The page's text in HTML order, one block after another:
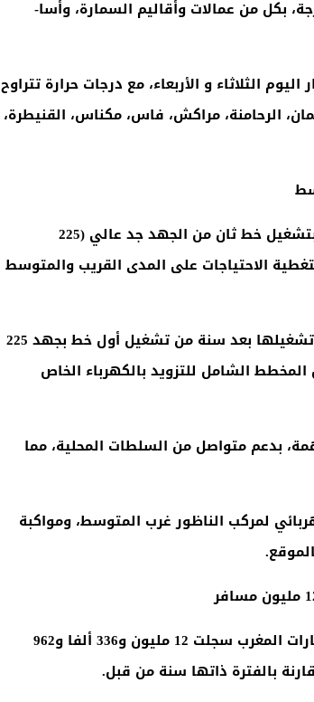
إلى الجمعة، مع درجات حرارة تتراوح ما بين 39 و44 درجة، بكل من عمالات وأقاليم السمارة، وأسا-
الثلاثاء و الأربعاء، مع درجات حرارة تتراوح
سليمان، الرحامنة، مراكش، فاس، مكناس، القنيطرة،
قام المكتب الوطني للكهرباء والماء الصالح للشرب، الأحد، بتشغيل خط ثان من الجهد جد عالي (225
الاحتياجات على المدى القريب والمتوسط
وأوضح بلاغ للمكتب أن هذه البنية التحتية الجديدة، التي تم تشغيلها بعد سنة من تشغيل أول خط بجهد 225
في تنزيل المخطط الشامل للتزويد بالكهرباء الخاص
بدعم متواصل من السلطات المحلية، مما
لمركب الناظور غرب المتوسط، ومواكبة
.
أفاد المكتب الوطني للمطارات بأن حركة النقل التجاري بمطارات المغرب سجلت 12 مليون و336 ألفا و962
.